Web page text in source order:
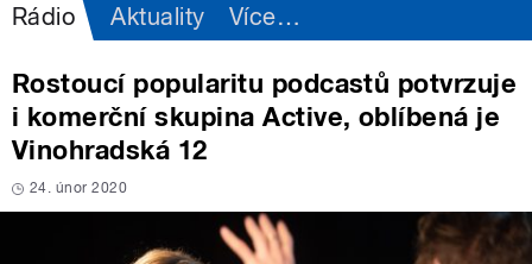
Rádio Aktuality Více…
Rostoucí popularitu podcastů potvrzuje
i komerční skupina Active, oblíbená je
Vinohradská 12
24. únor 2020